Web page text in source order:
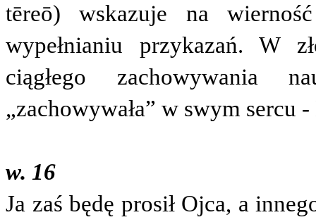
tēreō) wskazuje na
wypełnianiu przykazań. W
ciągłego zachowywania
„zachowywała” w swym sercu -
w. 16
Ja zaś będę prosił Ojca, a